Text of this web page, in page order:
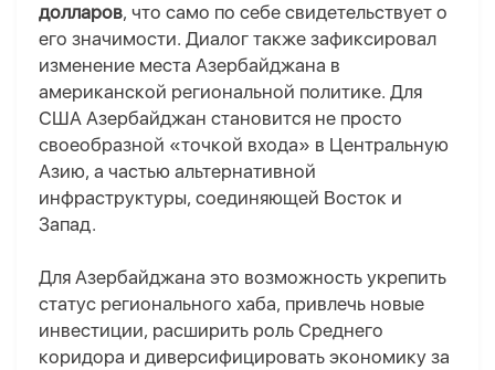
долларов, что само по себе свидетельствует о
его значимости. Диалог также зафиксировал
изменение места Азербайджана в
американской региональной политике. Для
США Азербайджан становится не просто
своеобразной «точкой входа» в Центральную
Азию, а частью альтернативной
инфраструктуры, соединяющей Восток и
Запад.
Для Азербайджана это возможность укрепить
статус регионального хаба, привлечь новые
инвестиции, расширить роль Среднего
коридора и диверсифицировать экономику за